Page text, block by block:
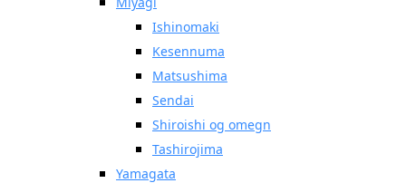
Ishinomaki
Kesennuma
Matsushima
Sendai
Shiroishi og omegn
Tashirojima
Yamagata